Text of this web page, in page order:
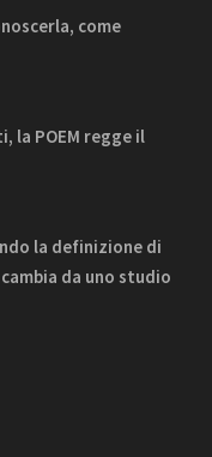
come
la POEM regge il
la definizione di
da uno studio